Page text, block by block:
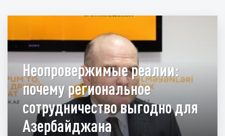
Неопровержимые реалии:
почему региональное
сотрудничество выгодно для
Азербайджана